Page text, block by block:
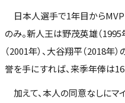
日本人選手で1年目から
のみ。新人王は野茂英雄（1995
（2001年）、大谷翔平（2018年
誉を手にすれば、来季年俸は
加えて、本人の同意なしにマ